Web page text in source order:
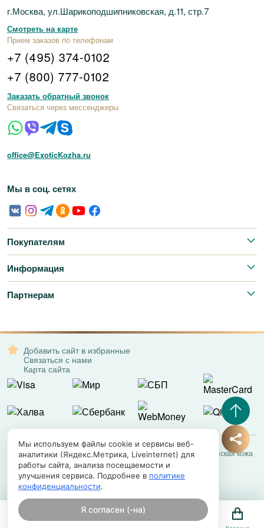
г.Москва, ул.Шарикоподшипниковская, д.11, стр.7
Смотреть на карте
Прием заказов по телефонам
+7 (495) 374-0102
+7 (800) 777-0102
Заказать обратный звонок
Связаться через мессенджеры
office@ExoticKozha.ru
Мы в соц. сетях
Покупателям
Информация
Партнерам
Добавить сайт в избранные
Связаться с нами
Карта сайта
Все права защищены. © 2008-2026 – Exotic Leather | Экзотическая кожа
Мы используем файлы cookie и сервисы веб-
аналитики (Яндекс.Метрика, Liveinternet) для
работы сайта, анализа посещаемости и
улучшения сервиса. Подробнее в политике
конфиденциальности.
Я согласен (-на)